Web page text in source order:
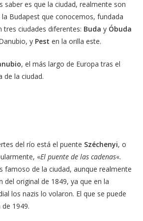
saber es que la ciudad, realmente son
Budapest que conocemos, fundada
tres ciudades diferentes: Buda y Óbuda
y Pest en la orilla este.
, el más largo de Europa tras el
de la ciudad.
del río está el puente Széchenyi, o
«El puente de las cadenas«.
famoso de la ciudad, aunque realmente
del original de 1849, ya que en la
los nazis lo volaron. El que se puede
1949.